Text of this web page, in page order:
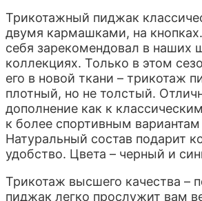
Трикотажный пиджак
двумя кармашками, на
себя зарекомендовал в наших
коллекциях. Только в этом
его в новой ткани – трикотаж
плотный, но не толстый.
дополнение как к
к более спортивным вариантам
Натуральный состав подарит
удобство. Цвета – черный и
Трикотаж высшего качества –
пиджак легко прослужит вам